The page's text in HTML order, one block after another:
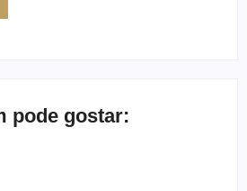
pode gostar: